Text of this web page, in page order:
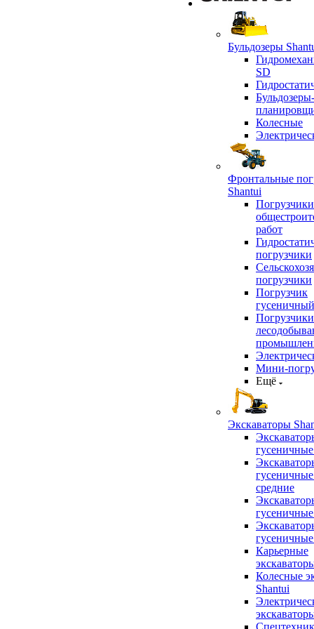
Бульдозеры
SD
Бульдозеры-
Колесные
Фронтальные
Shantui
работ
погрузчики
погрузчики
Погрузчик
гусеничный
Мини-
Ещё
Экскаваторы
средние
Карьерные
Колесные
Shantui